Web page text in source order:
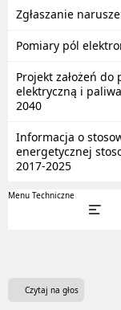
Zgłaszanie
Pomiary pól
Projekt założeń
elektryczną i
2040
Informacja o
energetycznej
2017-2025
Menu Techniczne
Czytaj na głos